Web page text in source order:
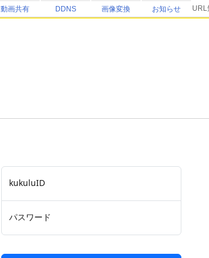
動画共有 DDNS 画像変換 お知らせ URL
kukuluID
パスワード